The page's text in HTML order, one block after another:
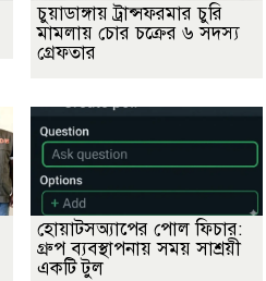
চুয়াডাঙ্গায় ট্রান্সফরমার চুরি
মামলায় চোর চক্রের ৬ সদস্য
গ্রেফতার
হোয়াটসঅ্যাপের পোল ফিচার:
গ্রুপ ব্যবস্থাপনায় সময় সাশ্রয়ী
একটি টুল